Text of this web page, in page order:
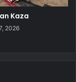
Kaza
2026